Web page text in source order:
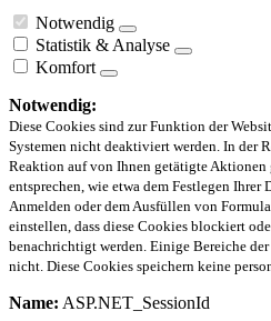
Notwendig
Statistik & Analyse
Komfort
Notwendig:
Diese Cookies sind zur Funktion der
Systemen nicht deaktiviert werden. In der
Reaktion auf von Ihnen getätigte Aktionen
entsprechen, wie etwa dem Festlegen Ihrer
Anmelden oder dem Ausfüllen von
einstellen, dass diese Cookies blockiert
benachrichtigt werden. Einige Bereiche
nicht. Diese Cookies speichern keine
Name: ASP.NET_SessionId